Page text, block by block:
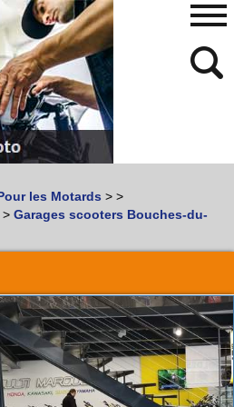
MOTOouSCOOTER
Trouver un garage Moto !
L'ANNUAIRE MOTO & SCOOTER
les Motards > >
> Garages scooters Bouches-du-